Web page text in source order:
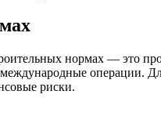
нормах — это
операции.
риски.